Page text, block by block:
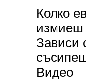
Колко
измиеш
Зависи
Видео